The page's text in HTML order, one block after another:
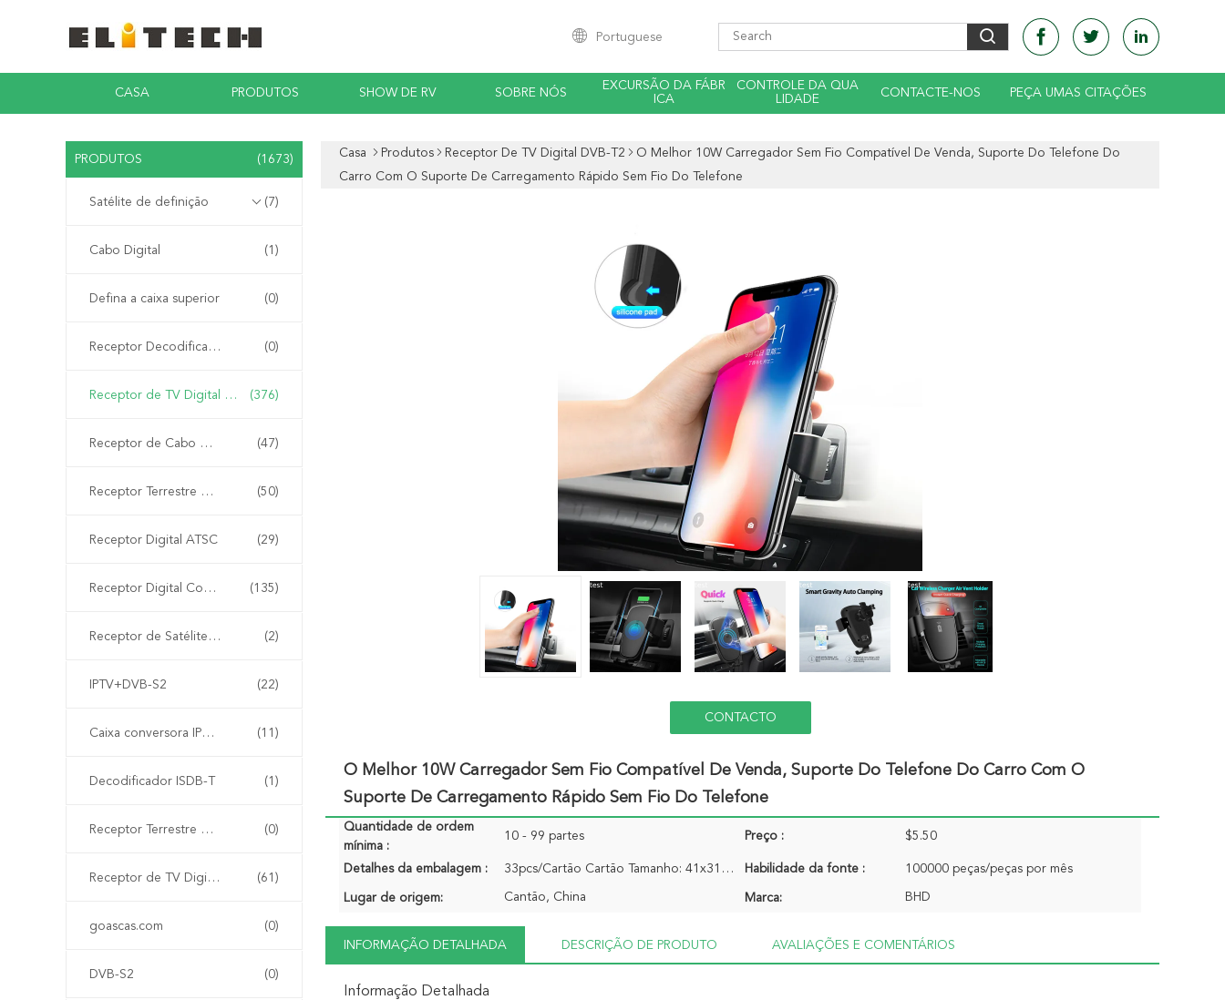
Portuguese
CASA PRODUTOS SHOW DE RV SOBRE NÓS
EXCURSÃO DA FÁBR
ICA
CONTROLE DA QUA
LIDADE
CONTACTE-NOS PEÇA UMAS CITAÇÕES
PRODUTOS (1673)
Satélite de definição (7)
Cabo Digital (1)
Defina a caixa superior (0)
Receptor Decodificador Integrado (0)
Receptor de TV Digital DVB-T2 (376)
Receptor de Cabo Digital DVB-C (47)
Receptor Terrestre Digital DVB-T2 Receptor Receptor (50)
Receptor Digital ATSC (29)
Receptor Digital Combinado (135)
Receptor de Satélite DVB-S (2)
IPTV+DVB-S2 (22)
Caixa conversora IPTV chinesa (11)
Decodificador ISDB-T (1)
Receptor Terrestre Digital DVB-T (0)
Receptor de TV Digital por Satélite DVB-S2 (61)
goascas.com (0)
DVB-S2 (0)
Casa Produtos Receptor De TV Digital DVB-T2
O Melhor 10W Carregador Sem Fio Compatível De Venda, Suporte Do Telefone Do
Carro Com O Suporte De Carregamento Rápido Sem Fio Do Telefone
CONTACTO
O Melhor 10W Carregador Sem Fio Compatível De Venda, Suporte Do Telefone Do Carro Com O
Suporte De Carregamento Rápido Sem Fio Do Telefone
Quantidade de ordem
mínima :
10 - 99 partes Preço : $5.50
Detalhes da embalagem : 33pcs/Cartão Cartão Tamanho: 41x31x31=7,88kg Peso real: 6,4KG Habilidade da fonte : 100000 peças/peças por mês
Lugar de origem: Cantão, China Marca: BHD
INFORMAÇÃO DETALHADA DESCRIÇÃO DE PRODUTO AVALIAÇÕES E COMENTÁRIOS
Informação Detalhada